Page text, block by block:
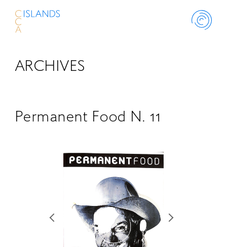
ABOUT
SCHOLARSHIP
ARCHIVES
Permanent Food N. 11